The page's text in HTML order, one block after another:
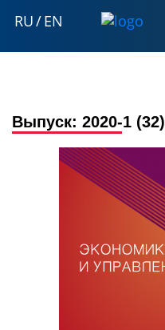
RU/EN
Выпуск: 2020-1 (32)